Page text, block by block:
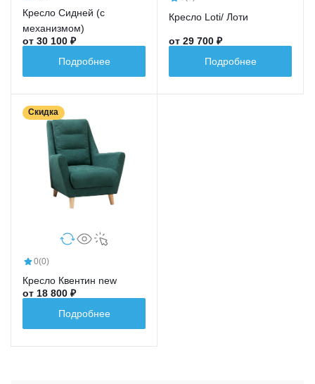
Кресло Сидней (с
механизмом)
от 30 100 ₽
Подробнее
Кресло Loti/ Лоти
от 29 700 ₽
Подробнее
Скидка
0(0)
Кресло Квентин new
от 18 800 ₽
Подробнее